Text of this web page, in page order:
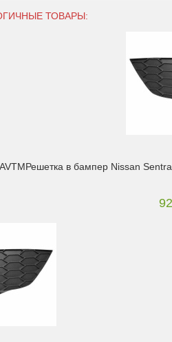
ТОВАРЫ:
Решетка в бампер Nissan